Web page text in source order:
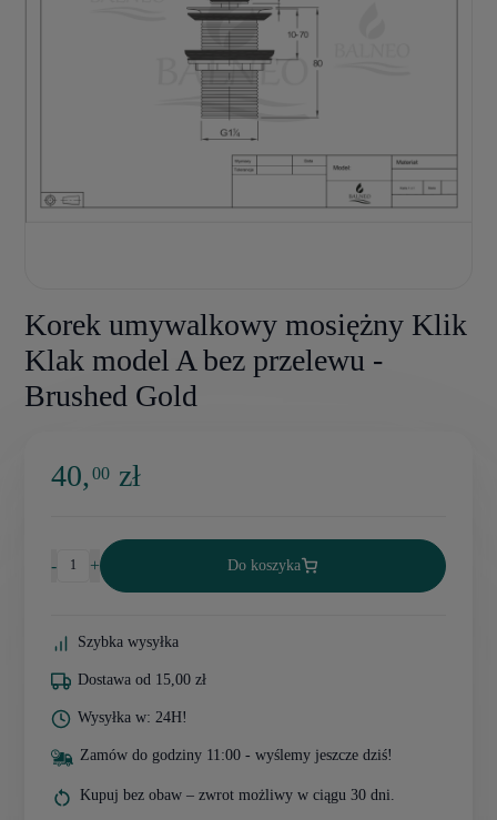
Korek umywalkowy mosiężny Klik
Klak model A bez przelewu -
Brushed Gold
40,00 zł
- + Do koszyka
Szybka wysyłka
Dostawa od 15,00 zł
Wysyłka w: 24H!
Zamów do godziny 11:00 - wyślemy jeszcze dziś!
Kupuj bez obaw – zwrot możliwy w ciągu 30 dni.